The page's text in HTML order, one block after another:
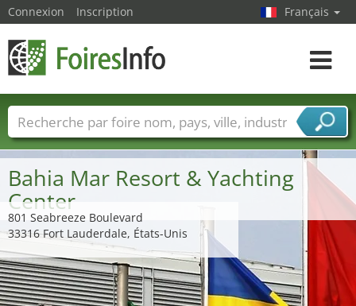
Bahia Mar Resort & Yachting
Center
801 Seabreeze Boulevard
33316 Fort Lauderdale, États-Unis
Connexion Inscription Français
Toggle
Foire noms Pays Villes
Secteurs de foire
Secteurs du fournisseur de services